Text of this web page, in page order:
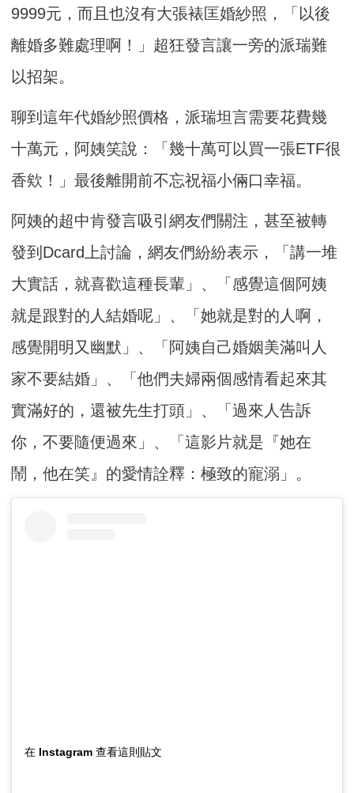
9999元，而且也沒有大張裱匡婚紗照，「以後
離婚多難處理啊！」超狂發言讓一旁的派瑞難
以招架。
聊到這年代婚紗照價格，派瑞坦言需要花費幾
十萬元，阿姨笑說：「幾十萬可以買一張ETF很
香欸！」最後離開前不忘祝福小倆口幸福。
阿姨的超中肯發言吸引網友們關注，甚至被轉
發到Dcard上討論，網友們紛紛表示，「講一堆
大實話，就喜歡這種長輩」、「感覺這個阿姨
就是跟對的人結婚呢」、「她就是對的人啊，
感覺開明又幽默」、「阿姨自己婚姻美滿叫人
家不要結婚」、「他們夫婦兩個感情看起來其
實滿好的，還被先生打頭」、「過來人告訴
你，不要隨便過來」、「這影片就是『她在
鬧，他在笑』的愛情詮釋：極致的寵溺」。
在 Instagram 查看這則貼文